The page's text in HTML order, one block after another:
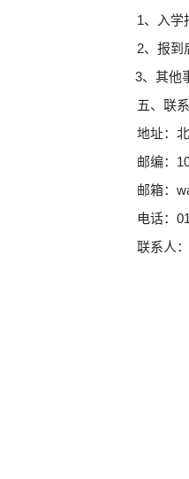
1、入学
2、报到
3、其他
五、联系
地址：北
邮编：
邮箱：
电话：
联系人：